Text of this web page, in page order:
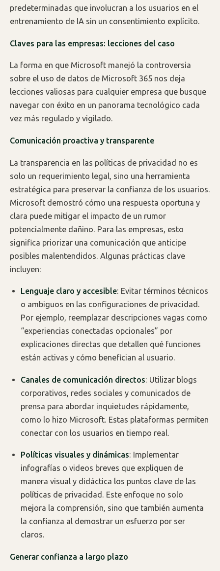
predeterminadas que involucran a los usuarios en el
entrenamiento de IA sin un consentimiento explícito.
Claves para las empresas: lecciones del caso
La forma en que Microsoft manejó la controversia
sobre el uso de datos de Microsoft 365 nos deja
lecciones valiosas para cualquier empresa que busque
navegar con éxito en un panorama tecnológico cada
vez más regulado y vigilado.
Comunicación proactiva y transparente
La transparencia en las políticas de privacidad no es
solo un requerimiento legal, sino una herramienta
estratégica para preservar la confianza de los usuarios.
Microsoft demostró cómo una respuesta oportuna y
clara puede mitigar el impacto de un rumor
potencialmente dañino. Para las empresas, esto
significa priorizar una comunicación que anticipe
posibles malentendidos. Algunas prácticas clave
incluyen:
Lenguaje claro y accesible: Evitar términos técnicos
o ambiguos en las configuraciones de privacidad.
Por ejemplo, reemplazar descripciones vagas como
“experiencias conectadas opcionales” por
explicaciones directas que detallen qué funciones
están activas y cómo benefician al usuario.
Canales de comunicación directos: Utilizar blogs
corporativos, redes sociales y comunicados de
prensa para abordar inquietudes rápidamente,
como lo hizo Microsoft. Estas plataformas permiten
conectar con los usuarios en tiempo real.
Políticas visuales y dinámicas: Implementar
infografías o videos breves que expliquen de
manera visual y didáctica los puntos clave de las
políticas de privacidad. Este enfoque no solo
mejora la comprensión, sino que también aumenta
la confianza al demostrar un esfuerzo por ser
claros.
Generar confianza a largo plazo